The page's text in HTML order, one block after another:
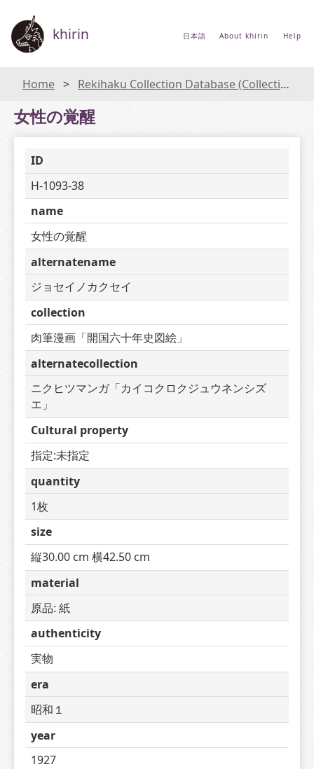
khirin 日本語 About khirin Help
Home Rekihaku Collection Database (Collections Database of the National Museum of Japanese History)
女性の覚醒
ID
H-1093-38
name
女性の覚醒
alternatename
ジョセイノカクセイ
collection
肉筆漫画「開国六十年史図絵」
alternatecollection
ニクヒツマンガ「カイコクロクジュウネンシズ
エ」
Cultural property
指定:未指定
quantity
1枚
size
縦30.00 cm 横42.50 cm
material
原品: 紙
authenticity
実物
era
昭和１
year
1927